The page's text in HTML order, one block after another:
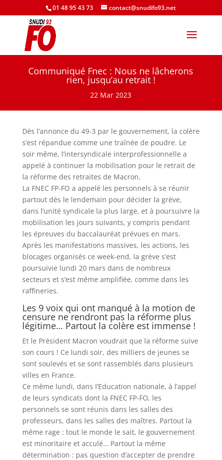
01 48 95 43 73 contact@snudifo93.net
Communiqué Fnec : Nous ne lâcherons
rien, jusqu’au retrait !
22 Mar 2023
Dès l’annonce du 49-3 par le gouvernement, la colère
s’est répandue comme une traînée de poudre. Le
soir même, l’intersyndicale interprofessionnelle a
appelé à continuer la mobilisation pour le retrait de
la réforme des retraites de Macron.
La FNEC FP-FO a appelé les personnels à se réunir
partout dès le lendemain pour décider la grève,
dans l’unité syndicale la plus large, et à poursuivre la
mobilisation les jours suivants, y compris pendant
les épreuves du baccalauréat prévues en mars.
Après les manifestations massives, les actions, les
blocages organisés ce week-end, la grève s’est
poursuivie lundi 20 mars dans de nombreux
secteurs et s’est même amplifiée, comme dans les
raffineries.
Les 9 voix qui ont manqué à la motion de
censure ne rendront pas la réforme plus
légitime… Partout la colère est immense !
Et le Président Macron voudrait que la réforme suive
son cours ! Ce lundi soir, des milliers de jeunes se
sont soulevés et se sont rassemblés dans plusieurs
villes en France.
Ce même lundi, dans l’Education nationale, à l’appel
de leurs syndicats dont la FNEC FP-FO, les
personnels se sont réunis dans les salles des
professeurs, dans les salles des maîtres. Partout la
même rage : tout le monde le sait, le gouvernement
est minoritaire et acculé… Partout la même
détermination : pas question d’accepter de prendre